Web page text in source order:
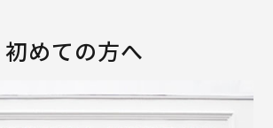
初めての方へ